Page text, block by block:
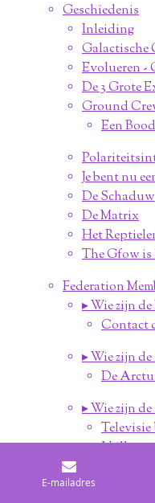
Geschiedenis
Inleiding
Galactische
Evolueren -
De 3 Grote
Ground
Een
Je bent nu
De Schaduw
De Matrix
Het
The Gfow is
Federation
▸ Wie zijn
Contact
▸ Wie zijn
De
▸ Wie zijn
Televisie
Vrillon
▸ Wie zijn de
E-mailadres